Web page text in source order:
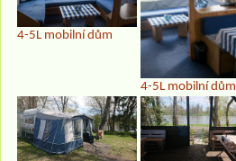
4-5L mobilní dům
4-5L mobilní dům